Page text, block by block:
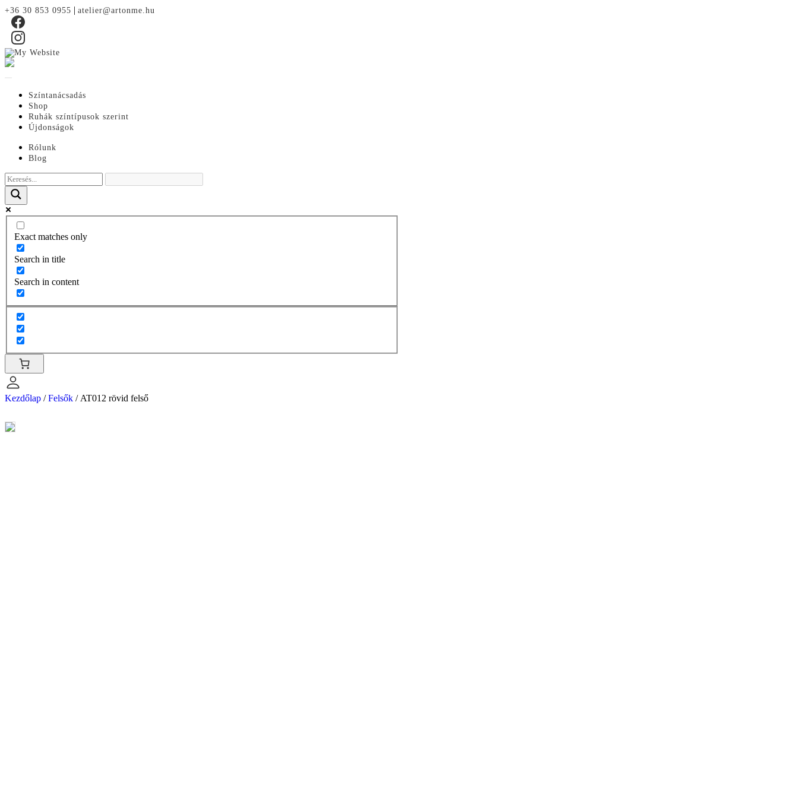
+36 30 853 0955 | atelier@artonme.hu
Színtanácsadás
Shop
Ruhák színtípusok szerint
Újdonságok
Rólunk
Blog
Exact matches only
Search in title
Search in content
Kezdőlap /Felsők / AT012 rövid felső